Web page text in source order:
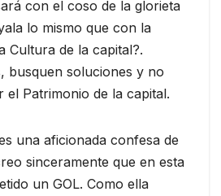
con el coso de la glorieta
lo mismo que con la
Cultura de la capital?.
busquen soluciones y no
el Patrimonio de la capital.
una aficionada confesa de
sinceramente que en esta
un GOL. Como ella